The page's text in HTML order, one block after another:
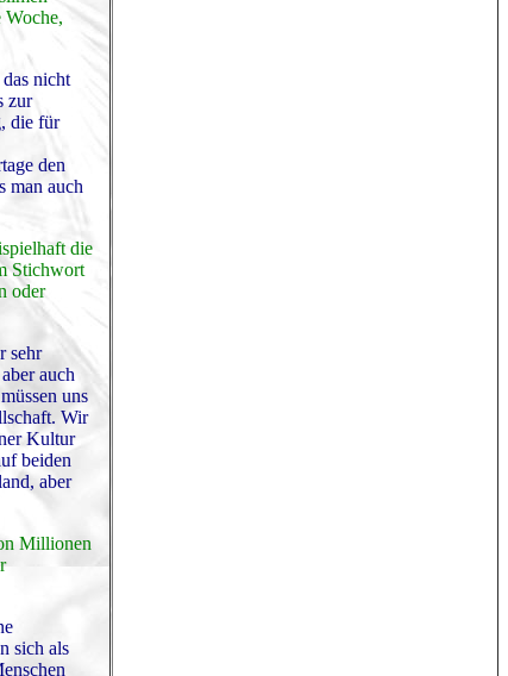
Woche,
nicht
zur
die für
den
man auch
die
Stichwort
oder
sehr
auch
uns
Wir
Kultur
beiden
aber
Millionen
sich als